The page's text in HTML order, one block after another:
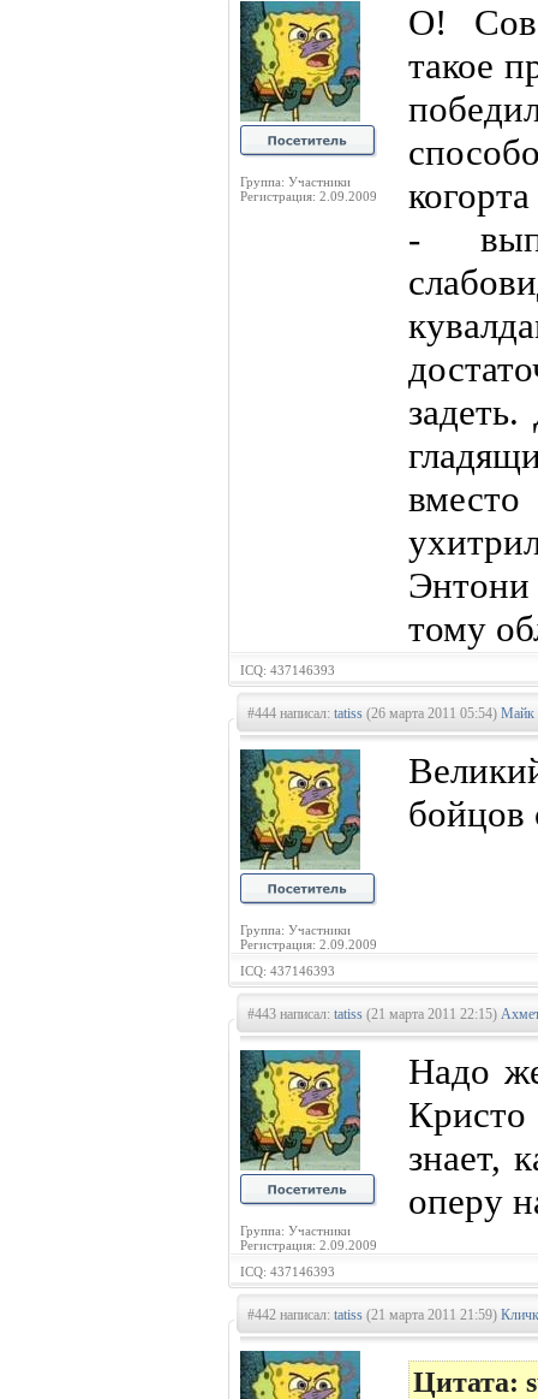
Группа: Участники
Регистрация: 2.09.2009
О!
такое
-
тому
ICQ: 437146393
#444 написал: tatiss (26 марта 2011 05:54) Майк
Группа: Участники
Регистрация: 2.09.2009
бойцов
ICQ: 437146393
#443 написал: tatiss (21 марта 2011 22:15)
Группа: Участники
Регистрация: 2.09.2009
Надо
знает,
оперу
ICQ: 437146393
#442 написал: tatiss (21 марта 2011 21:59)
Цитата: